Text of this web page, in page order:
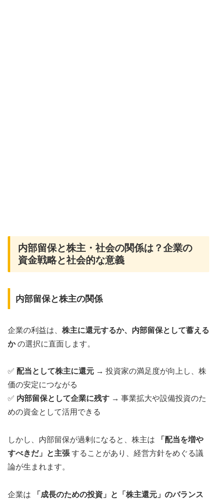
内部留保と株主・社会の関係は？企業の
資金戦略と社会的な意義
内部留保と株主の関係
企業の利益は、 株主に還元するか、内部留保として蓄える
かの選択に直面します。
✅ 配当として株主に還元 → 投資家の満足度が向上し、株
価の安定につながる
✅ 内部留保として企業に残す → 事業拡大や設備投資のた
めの資金として活用できる
しかし、内部留保が過剰になると、株主は
「配当を増や
すべきだ」と主張 することがあり、経営方針をめぐる議
論が生まれます。
企業は
「成長のための投資」と「株主還元」のバランス